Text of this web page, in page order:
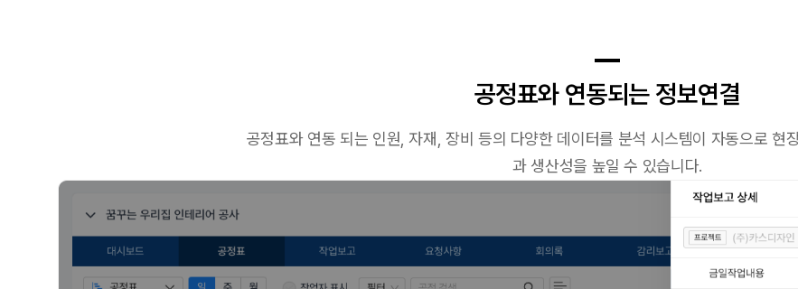
공정표와 연동되는 정보연결
공정표와 연동 되는 인원, 자재, 장비 등의 다양한 데이터를 분석 시스템이 자동으로 현
과 생산성을 높일 수 있습니다.